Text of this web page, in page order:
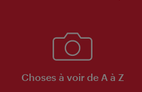
Choses à voir de A à Z